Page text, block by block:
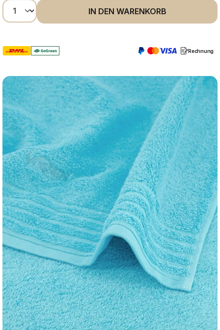
Produkt Anzahl: Gib den gewünschten
IN DEN WARENKORB
Rechnung